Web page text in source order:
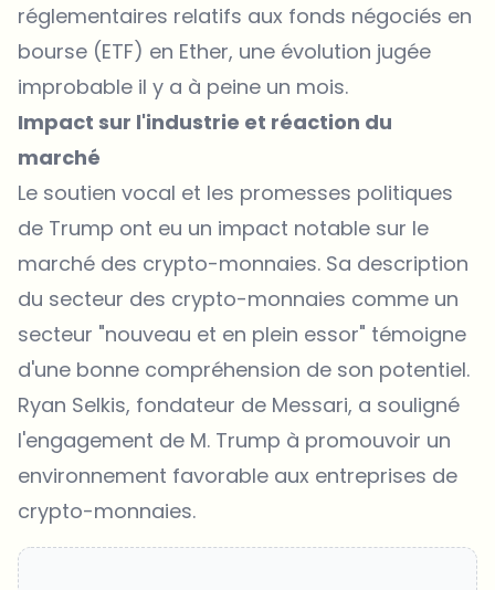
réglementaires relatifs aux fonds négociés en
bourse (ETF) en Ether, une évolution jugée
improbable il y a à peine un mois.
Impact sur l'industrie et réaction du
marché
Le soutien vocal et les promesses politiques
de Trump ont eu un impact notable sur le
marché des crypto-monnaies. Sa description
du secteur des crypto-monnaies comme un
secteur "nouveau et en plein essor" témoigne
d'une bonne compréhension de son potentiel.
Ryan Selkis, fondateur de Messari, a souligné
l'engagement de M. Trump à promouvoir un
environnement favorable aux entreprises de
crypto-monnaies.